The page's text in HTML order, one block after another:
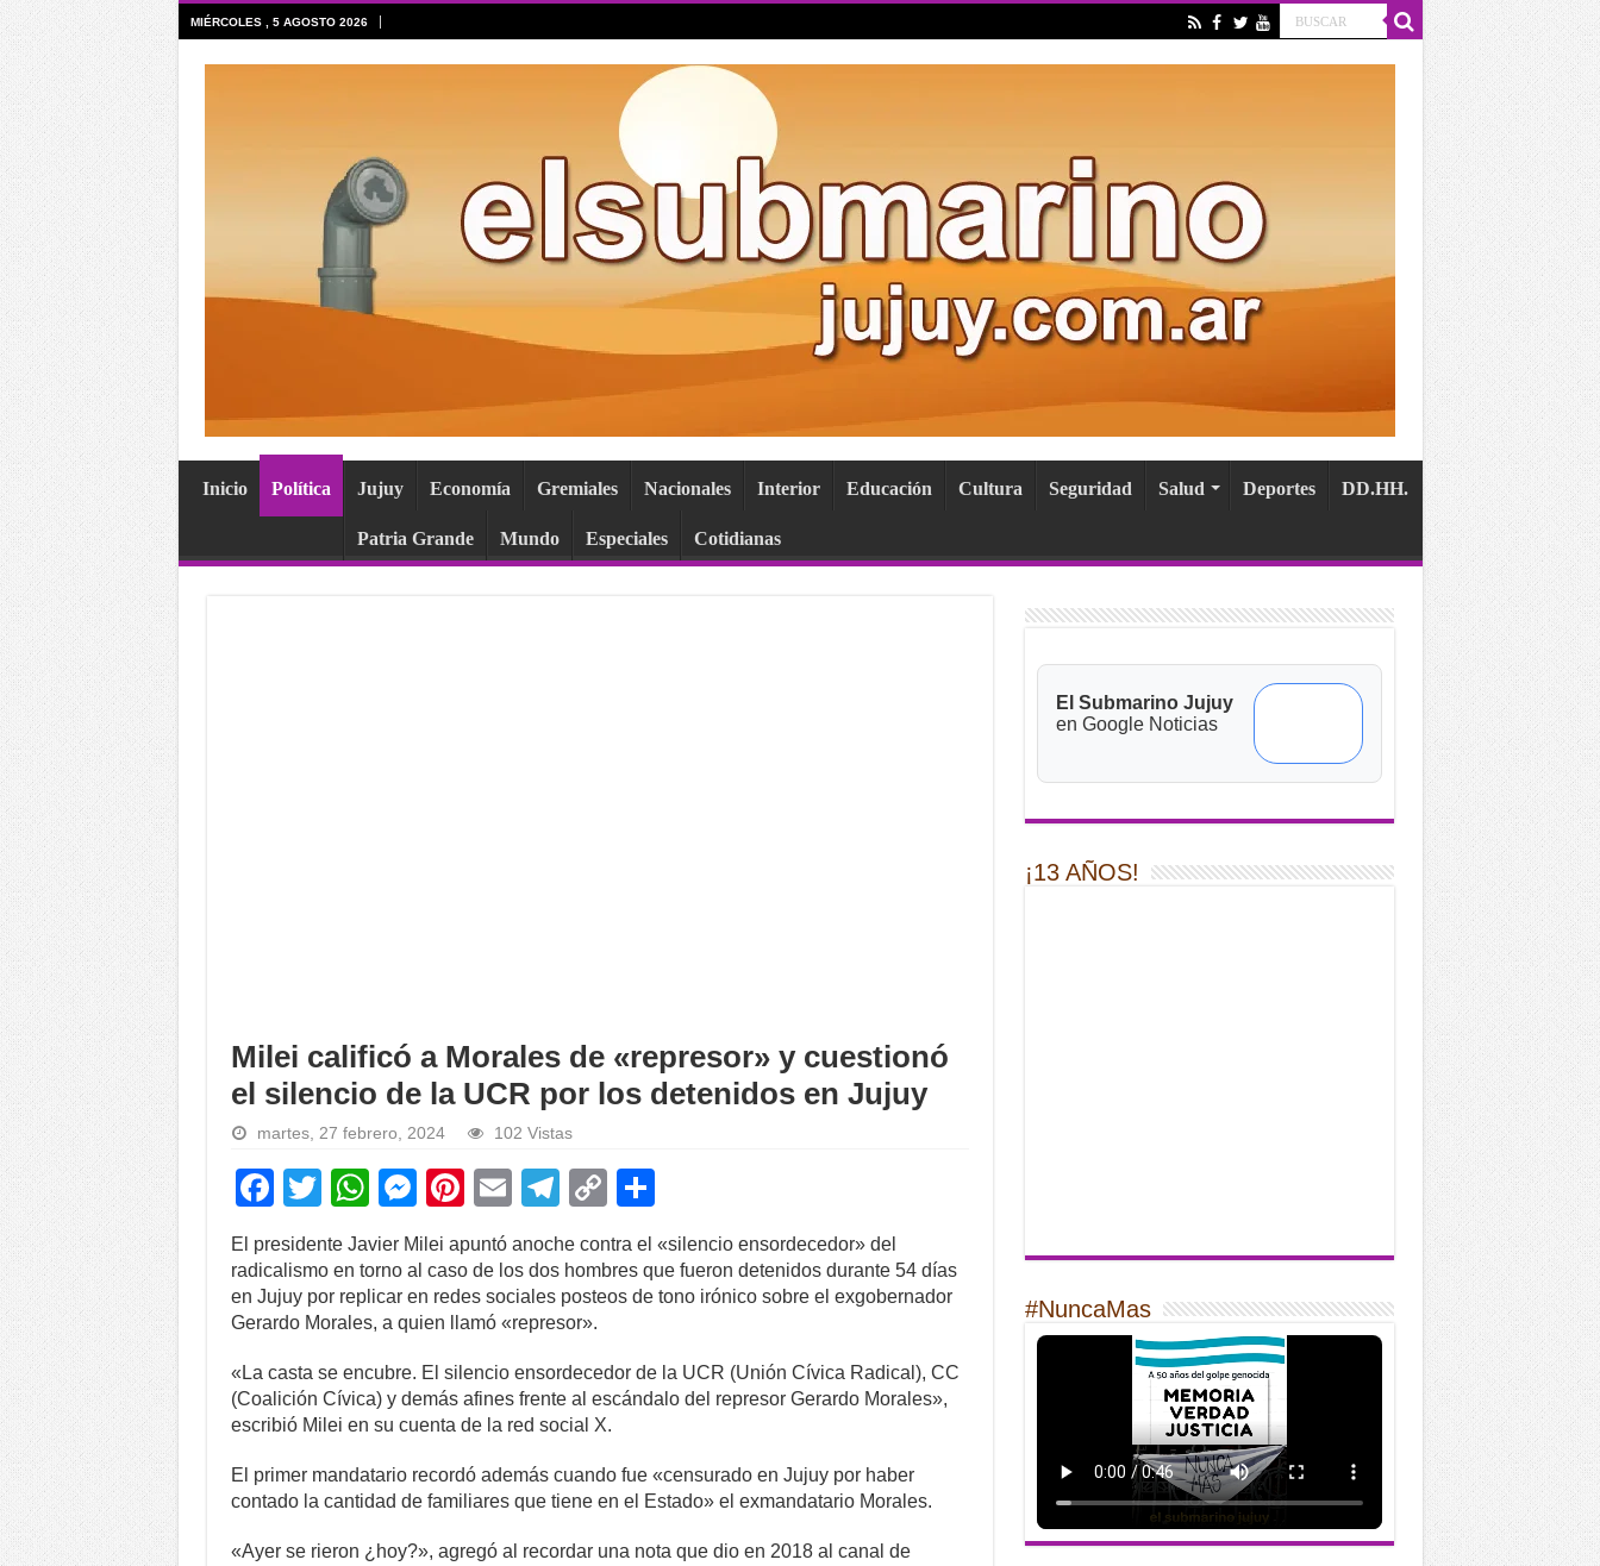
MIÉRCOLES , 5 AGOSTO 2026
Inicio Política Jujuy Economía Gremiales Nacionales Interior Educación Cultura Seguridad Salud Deportes DD.HH.
Patria Grande Mundo Especiales Cotidianas
Milei calificó a Morales de «represor» y cuestionó
el silencio de la UCR por los detenidos en Jujuy
martes, 27 febrero, 2024 102 Vistas
F
a
c
e
b
o
o
T
wi
tt
er
W
h
at
s
A
p
p
M
e
ss
e
n
g
er
Pi
nt
er
e
st
E
ail
T
e
gr
a
m
C
o
p
y
n
k
ar
e
El presidente Javier Milei apuntó anoche contra el «silencio ensordecedor» del
radicalismo en torno al caso de los dos hombres que fueron detenidos durante 54 días
en Jujuy por replicar en redes sociales posteos de tono irónico sobre el exgobernador
Gerardo Morales, a quien llamó «represor».
«La casta se encubre. El silencio ensordecedor de la UCR (Unión Cívica Radical), CC
(Coalición Cívica) y demás afines frente al escándalo del represor Gerardo Morales»,
escribió Milei en su cuenta de la red social X.
El primer mandatario recordó además cuando fue «censurado en Jujuy por haber
contado la cantidad de familiares que tiene en el Estado» el exmandatario Morales.
«Ayer se rieron ¿hoy?», agregó al recordar una nota que dio en 2018 al canal de
El Submarino Jujuy
en Google Noticias
¡13 AÑOS!
#NuncaMas